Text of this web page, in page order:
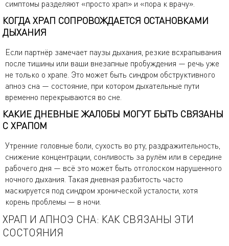
симптомы разделяют «просто храп» и «пора к врачу».
КОГДА ХРАП СОПРОВОЖДАЕТСЯ ОСТАНОВКАМИ
ДЫХАНИЯ
Если партнёр замечает паузы дыхания, резкие всхрапывания
после тишины или ваши внезапные пробуждения — речь уже
не только о храпе. Это может быть синдром обструктивного
апноэ сна — состояние, при котором дыхательные пути
временно перекрываются во сне.
КАКИЕ ДНЕВНЫЕ ЖАЛОБЫ МОГУТ БЫТЬ СВЯЗАНЫ
С ХРАПОМ
Утренние головные боли, сухость во рту, раздражительность,
снижение концентрации, сонливость за рулём или в середине
рабочего дня — всё это может быть отголоском нарушенного
ночного дыхания. Такая дневная разбитость часто
маскируется под синдром хронической усталости, хотя
корень проблемы — в ночи.
ХРАП И АПНОЭ СНА: КАК СВЯЗАНЫ ЭТИ
СОСТОЯНИЯ